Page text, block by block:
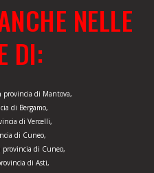
NELLE
DI:
provincia di Mantova,
di Bergamo,
di Vercelli,
di Cuneo,
provincia di Cuneo,
di Asti,